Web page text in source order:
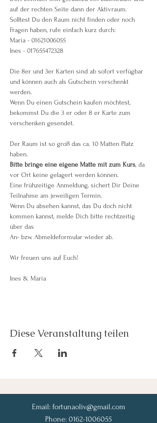
auf der rechten Seite dann der Aktivraum.
Solltest Du den Raum nicht finden oder noch
Fragen haben, rufe einfach kurz durch:
Maria - 01621006055
Ines - 017655472328
Die 8er und 3er Karten sind ab sofort verfügbar
und können auch als Gutschein verschenkt
werden.
Wenn Du einen Gutschein kaufen möchtest,
bekommst Du die 3 er oder 8 er Karte zum
verschenken gesendet.
Der Raum ist so groß das ca. 10 Matten Platz
haben.
Bitte bringe eine eigene Matte mit zum Kurs, da
vor Ort keine gelagert werden können.
Eine frühzeitige Anmeldung, sichert Dir Deine
Teilnahme am jeweiligen Termin.
Wenn Du absehen kannst, das Du doch nicht
kommen kannst, melde Dich bitte rechtzeitig
über das
An- bzw. Abmeldeformular wieder ab.
Wir freuen uns auf Euch!
Ines & Maria
Diese Veranstaltung teilen
Email: fortunaoliv@gmail.com
Phone: 0162-1006055